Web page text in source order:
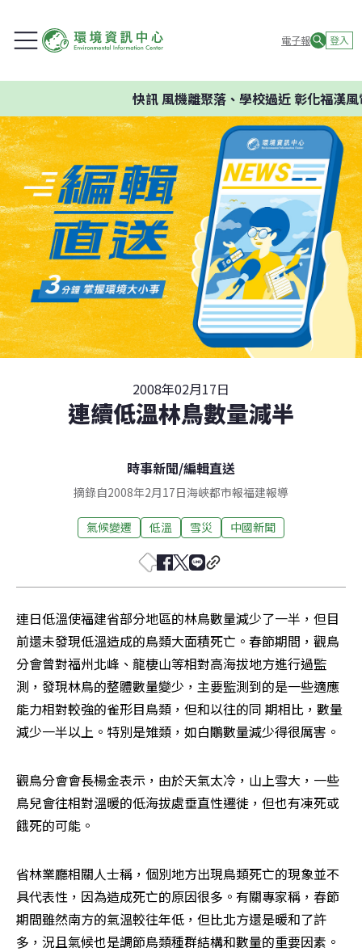
電子報 登入
快訊風機離聚落、學校過近 彰化福漢風
2008年02月17日
連續低溫林鳥數量減半
時事新聞/編輯直送
摘錄自2008年2月17日海峽都市報福建報導
氣候變遷 低溫 雪災 中國新聞
連日低溫使福建省部分地區的林鳥數量減少了一半，但目
前還未發現低溫造成的鳥類大面積死亡。春節期間，觀鳥
分會曾對福州北峰、龍棲山等相對高海拔地方進行過監
測，發現林鳥的整體數量變少，主要監測到的是一些適應
能力相對較強的雀形目鳥類，但和以往的同 期相比，數量
減少一半以上。特別是雉類，如白鷳數量減少得很厲害。
觀鳥分會會長楊金表示，由於天氣太冷，山上雪大，一些
鳥兒會往相對溫暖的低海拔處垂直性遷徙，但也有凍死或
餓死的可能。
省林業廳相關人士稱，個別地方出現鳥類死亡的現象並不
具代表性，因為造成死亡的原因很多。有關專家稱，春節
期間雖然南方的氣溫較往年低，但比北方還是暖和了許
多，況且氣候也是調節鳥類種群結構和數量的重要因素。